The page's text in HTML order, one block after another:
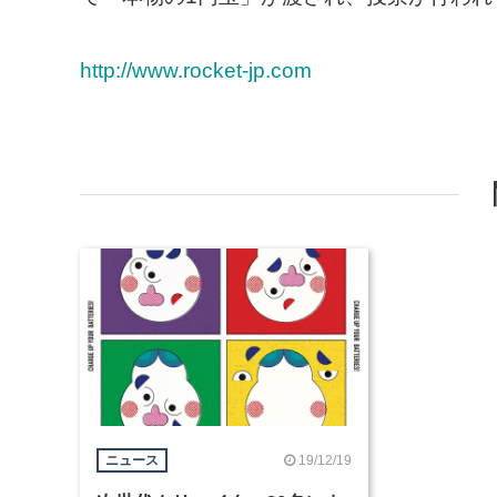
http://www.rocket-jp.com
ニュース 19/12/19